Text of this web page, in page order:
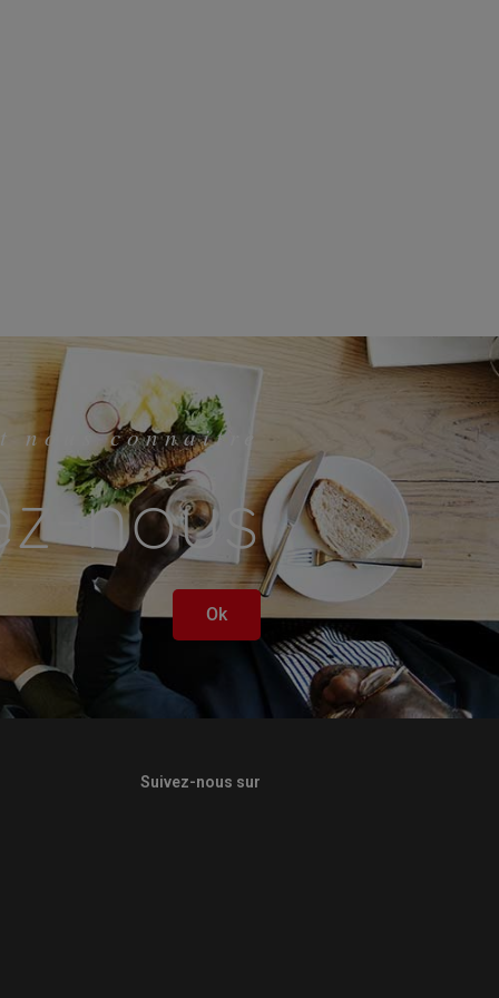
nous connaitre
nous
Ok
Suivez-nous sur